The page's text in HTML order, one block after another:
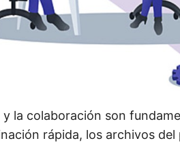
la colaboración son
rápida, los archivos